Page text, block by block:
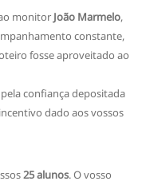
monitor João Marmelo,
constante,
fosse aproveitado ao
pela confiança depositada
dado aos vossos
25 alunos. O vosso